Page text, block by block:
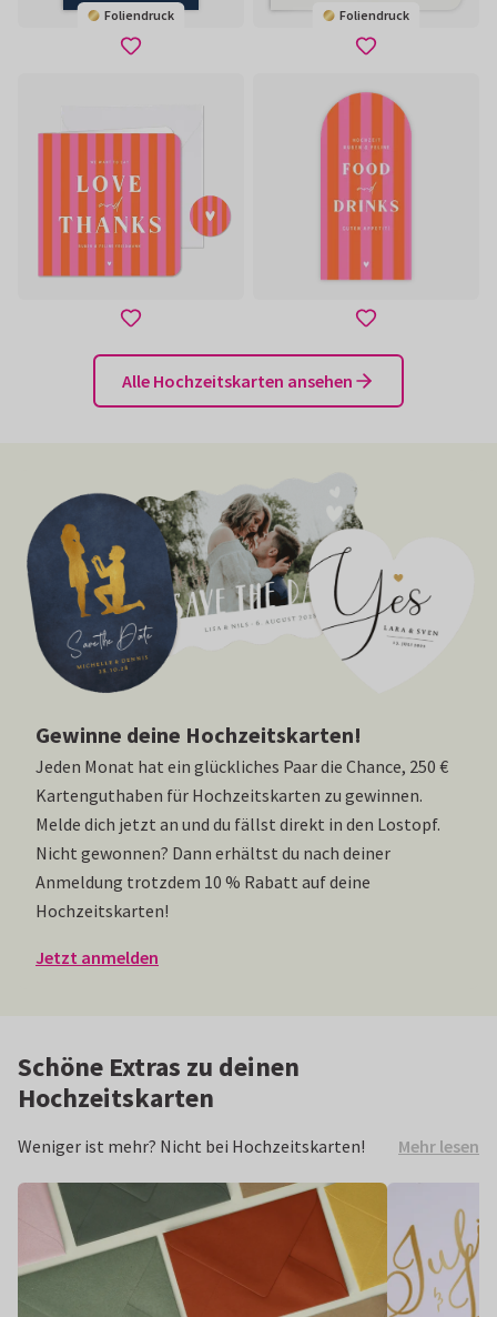
Foliendruck Foliendruck
Alle Hochzeitskarten ansehen
Gewinne deine Hochzeitskarten!
Jeden Monat hat ein glückliches Paar die Chance, 250 €
Kartenguthaben für Hochzeitskarten zu gewinnen.
Melde dich jetzt an und du fällst direkt in den Lostopf.
Nicht gewonnen? Dann erhältst du nach deiner
Anmeldung trotzdem 10 % Rabatt auf deine
Hochzeitskarten!
Jetzt anmelden
Schöne Extras zu deinen
Hochzeitskarten
Weniger ist mehr? Nicht bei Hochzeitskarten!
letzten Schliff mit unseren Extras. Mit farbigen
Umschlägen, Verschlussaufklebern und
Foliendruck verwandelst du deine Karten in echte
Mehr lesen